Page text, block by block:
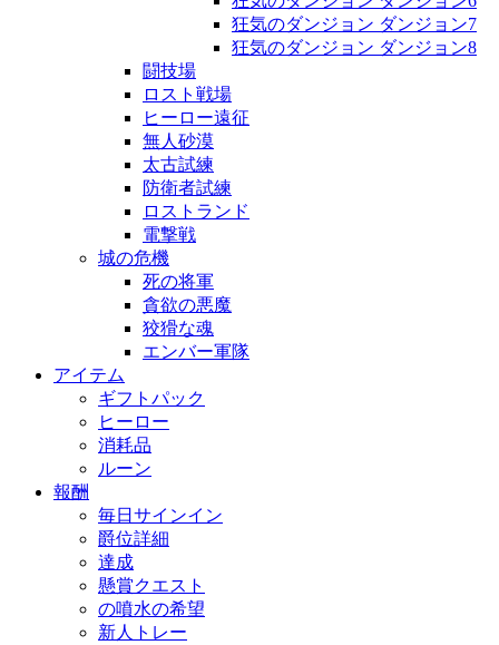
狂気のダンジョン ダンジョン7
狂気のダンジョン ダンジョン8
闘技場
ロスト戦場
ヒーロー遠征
無人砂漠
太古試練
防衛者試練
ロストランド
電撃戦
城の危機
死の将軍
貪欲の悪魔
狡猾な魂
エンバー軍隊
アイテム
ギフトパック
ヒーロー
消耗品
ルーン
報酬
毎日サインイン
爵位詳細
達成
懸賞クエスト
の噴水の希望
新人トレー